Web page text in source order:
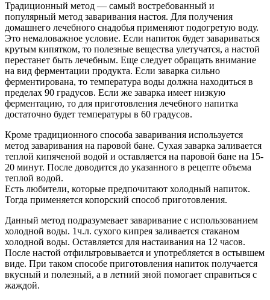
Традиционный метод — самый востребованный и
популярный метод заваривания настоя. Для получения
домашнего лечебного снадобья применяют подогретую воду.
Это немаловажное условие. Если напиток будет завариваться
крутым кипятком, то полезные вещества улетучатся, а настой
перестанет быть лечебным. Еще следует обращать внимание
на вид ферментации продукта. Если заварка сильно
ферментирована, то температура воды должна находиться в
пределах 90 градусов. Если же заварка имеет низкую
ферментацию, то для приготовления лечебного напитка
достаточно будет температуры в 60 градусов.
Кроме традиционного способа заваривания используется
метод заваривания на паровой бане. Сухая заварка заливается
теплой кипяченой водой и оставляется на паровой бане на 15-
20 минут. После доводится до указанного в рецепте объема
теплой водой.
Есть любители, которые предпочитают холодный напиток.
Тогда применяется копорский способ приготовления.
Данный метод подразумевает заваривание с использованием
холодной воды. 1ч.л. сухого кипрея заливается стаканом
холодной воды. Оставляется для настаивания на 12 часов.
После настой отфильтровывается и употребляется в остывшем
виде. При таком способе приготовления напиток получается
вкусный и полезный, а в летний зной помогает справиться с
жаждой.